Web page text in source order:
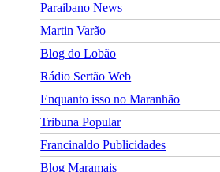
Paraibano News
Martin Varão
Blog do Lobão
Rádio Sertão Web
Enquanto isso no Maranhão
Tribuna Popular
Francinaldo Publicidades
Blog Maramais